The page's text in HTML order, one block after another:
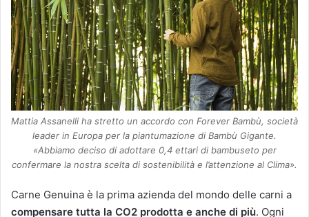
Mattia Assanelli ha stretto un accordo con Forever Bambù, società
leader in Europa per la piantumazione di Bambù Gigante.
«Abbiamo deciso di adottare 0,4 ettari di bambuseto per
confermare la nostra scelta di sostenibilità e l’attenzione al Clima».
Carne Genuina è la prima azienda del mondo delle carni a
compensare tutta la CO2 prodotta e anche di più. Ogni